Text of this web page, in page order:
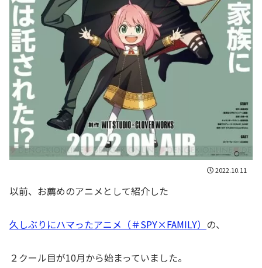
2022.10.11
以前、お薦めのアニメとして紹介した
久しぶりにハマったアニメ（＃SPY×FAMILY） の、
２クール目が10月から始まっていました。